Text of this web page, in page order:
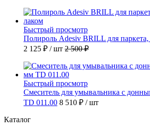
Быстрый просмотр
Полироль Adesiv BRILL для
2 125 ₽ / шт 2 500 ₽
Быстрый просмотр
Смеситель для умывальника с
TD 011.00 8 510 ₽ / шт
Каталог